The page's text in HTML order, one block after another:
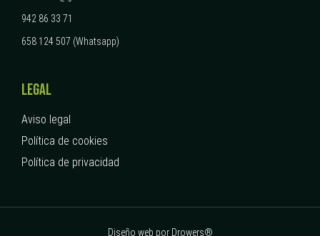
942 86 33 71
658 124 507 (Whatsapp)
LEGAL
Aviso legal
Política de cookies
Política de privacidad
Diseño web por Drowers®